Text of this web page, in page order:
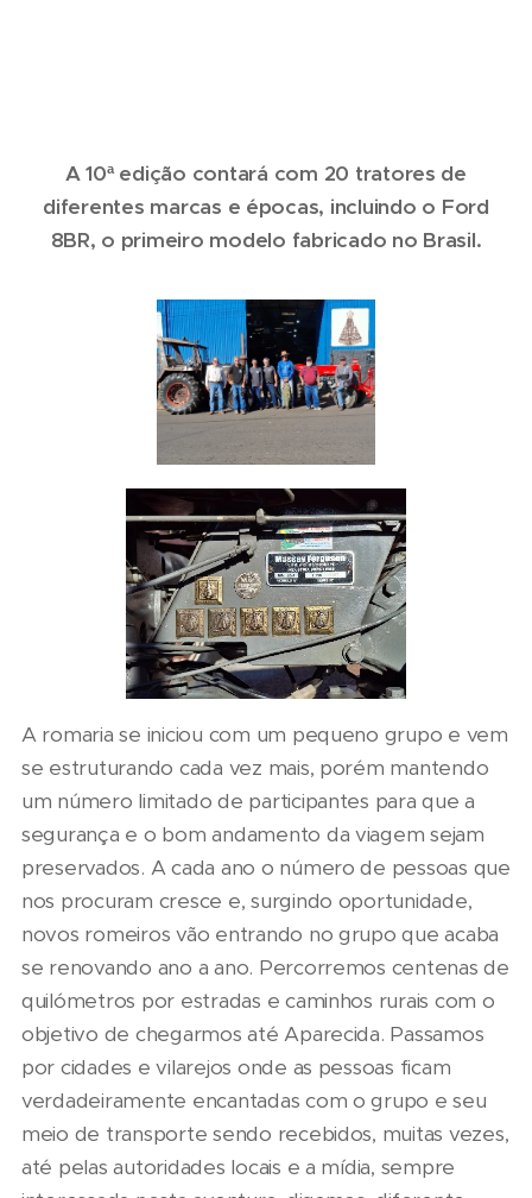
A 10ª edição contará com 20 tratores de
diferentes marcas e épocas, incluindo o Ford
8BR, o primeiro modelo fabricado no Brasil.
A romaria se iniciou com um pequeno grupo e vem
se estruturando cada vez mais, porém mantendo
um número limitado de participantes para que a
segurança e o bom andamento da viagem sejam
preservados. A cada ano o número de pessoas que
nos procuram cresce e, surgindo oportunidade,
novos romeiros vão entrando no grupo que acaba
se renovando ano a ano. Percorremos centenas de
quilómetros por estradas e caminhos rurais com o
objetivo de chegarmos até Aparecida. Passamos
por cidades e vilarejos onde as pessoas ficam
verdadeiramente encantadas com o grupo e seu
meio de transporte sendo recebidos, muitas vezes,
até pelas autoridades locais e a mídia, sempre